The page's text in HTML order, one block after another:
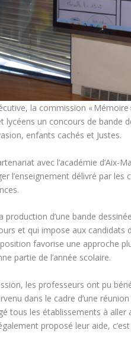
la commission «
lycéens un concours de bande
enfants cachés et Justes.
avec l’académie
l’enseignement délivré par les
production d’une bande
et qui impose aux
favorise une approche
partie de l’année scolaire.
les professeurs ont pu
dans le cadre d’une
tous les établissements à aller
proposé leur aide,